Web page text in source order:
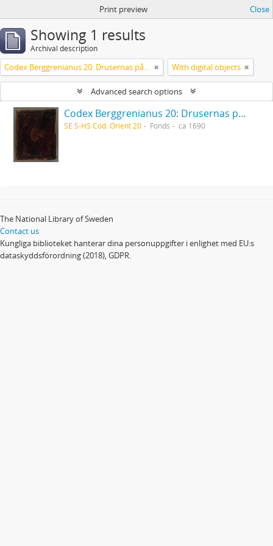
Print preview Close
Showing 1 results
Archival description
Codex Berggrenianus 20: Drusernas på Libanon heliga bok With digital objects
Advanced search options
Codex Berggrenianus 20: Drusernas på Libanon heliga bok
SE S-HS Cod. Orient 20 Fonds ca 1690
The National Library of Sweden
Contact us
Kungliga biblioteket hanterar dina personuppgifter i enlighet med EU:s
dataskyddsförordning (2018), GDPR.